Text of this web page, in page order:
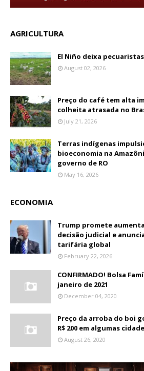
AGRICULTURA
El Niño deixa
August 02, 2026
Preço do café tem alta
colheita atrasada no
July 21, 2026
Terras indígenas
bioeconomia na
governo de RO
May 16, 2026
ECONOMIA
Trump promete
decisão judicial e
tarifária global
February 22, 2026
CONFIRMADO! Bolsa
janeiro de 2021
December 04, 2020
Preço da arroba do boi
R$ 200 em algumas
August 26, 2020